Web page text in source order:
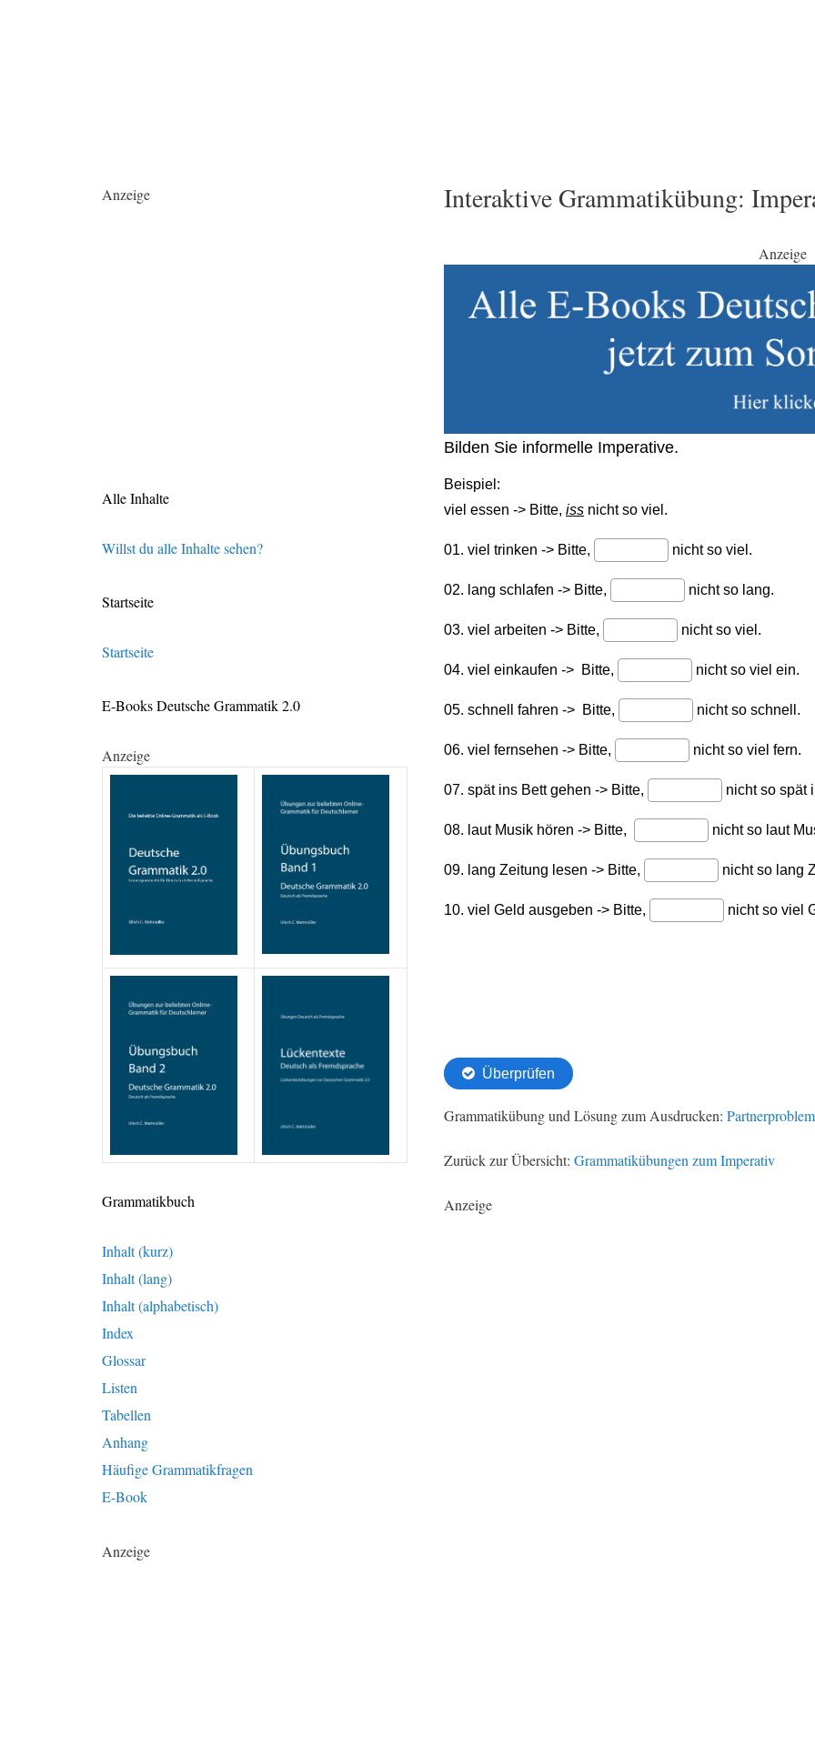
Interaktive Grammatikübung:
Anzeige
Grammatikübung und Lösung zum Ausdrucken:
Zurück zur Übersicht: Grammatikübungen zum Imperativ
Anzeige
Anzeige
Alle Inhalte
Willst du alle Inhalte sehen?
Startseite
Startseite
E-Books Deutsche Grammatik 2.0
Anzeige
Grammatikbuch
Inhalt (kurz)
Inhalt (lang)
Inhalt (alphabetisch)
Index
Glossar
Listen
Tabellen
Anhang
Häufige Grammatikfragen
E-Book
Anzeige